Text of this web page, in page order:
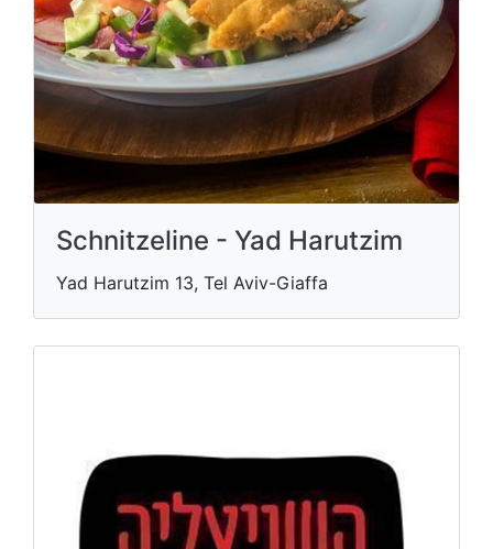
Schnitzeline - Yad Harutzim
Yad Harutzim 13, Tel Aviv-Giaffa